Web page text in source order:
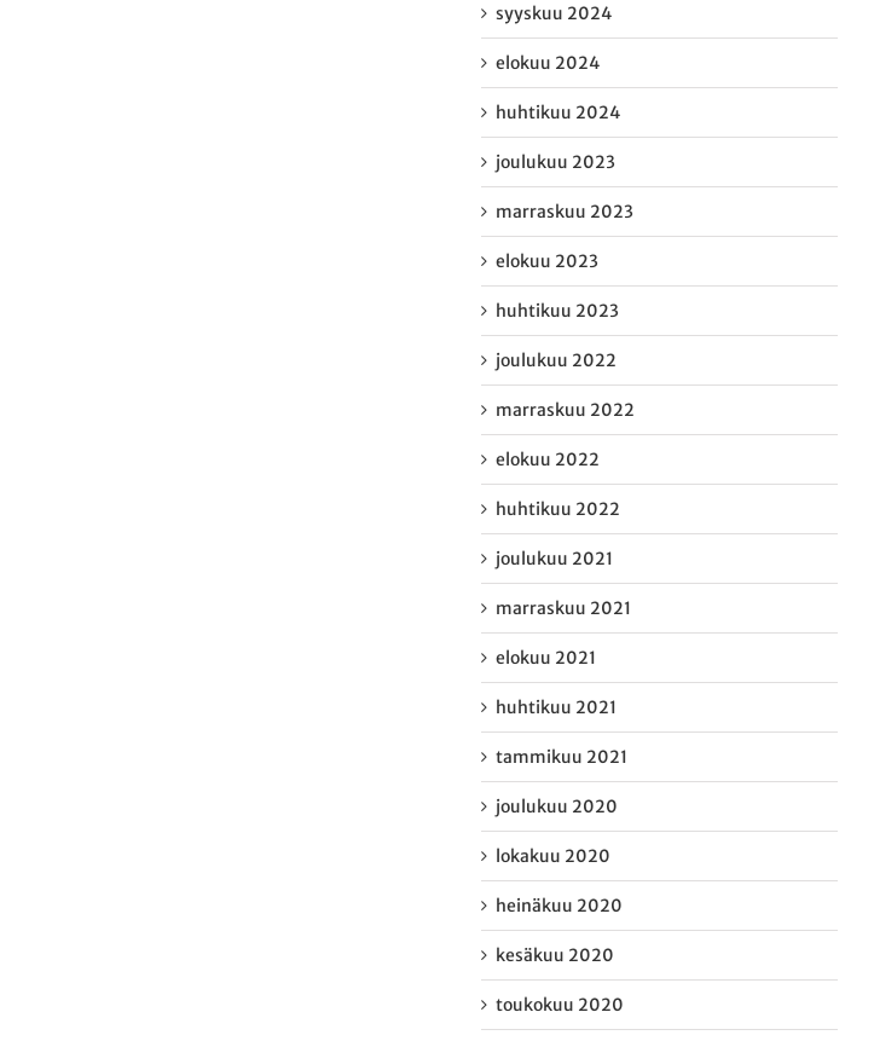
syyskuu 2024
elokuu 2024
huhtikuu 2024
joulukuu 2023
marraskuu 2023
elokuu 2023
huhtikuu 2023
joulukuu 2022
marraskuu 2022
elokuu 2022
huhtikuu 2022
joulukuu 2021
marraskuu 2021
elokuu 2021
huhtikuu 2021
tammikuu 2021
joulukuu 2020
lokakuu 2020
heinäkuu 2020
kesäkuu 2020
toukokuu 2020